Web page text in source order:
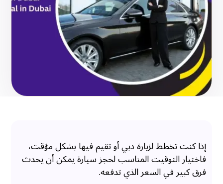
إذا كنت تخطط لزيارة دبي أو تقيم فيها بشكل مؤقت،
فاختيار التوقيت المناسب لحجز سيارة يمكن أن يحدث
فرق كبير في السعر الذي تدفعه.